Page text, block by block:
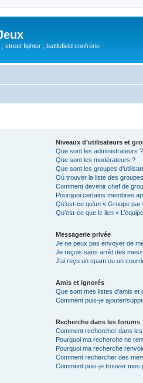
street fighter ; battlefield confrérie
Niveaux d’utilisateurs et
Que sont les administrateurs ?
Que sont les modérateurs ?
Que sont les groupes
Où trouver la liste des
Comment devenir chef de
Pourquoi certains membres
Qu’est-ce qu’un « Groupe par
Qu’est-ce que le lien «
Messagerie privée
Je ne peux pas envoyer de
Je reçois sans arrêt des
J’ai reçu un spam ou un
Amis et ignorés
Que sont mes listes d’amis et
Comment puis-je ajouter/
Recherche dans les forums
Comment rechercher dans
Pourquoi ma recherche ne
Pourquoi ma recherche
Comment rechercher des
Comment puis-je trouver